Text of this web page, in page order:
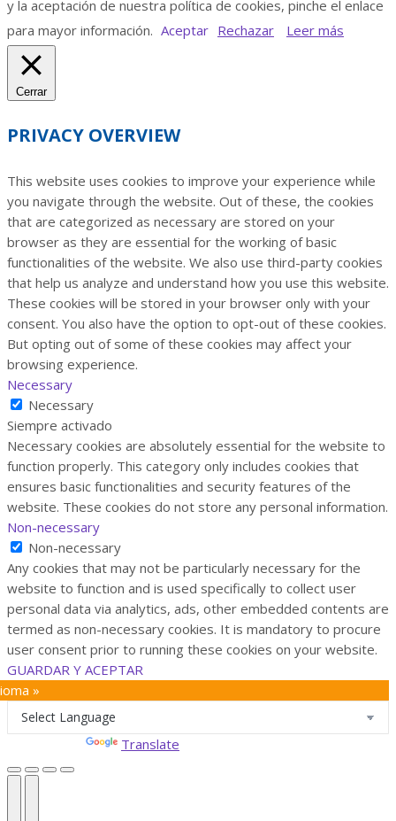
y la aceptación de nuestra política de cookies, pinche el enlace
para mayor información. Aceptar Rechazar Leer más
Cerrar
PRIVACY OVERVIEW
This website uses cookies to improve your experience while
you navigate through the website. Out of these, the cookies
that are categorized as necessary are stored on your
browser as they are essential for the working of basic
functionalities of the website. We also use third-party cookies
that help us analyze and understand how you use this website.
These cookies will be stored in your browser only with your
consent. You also have the option to opt-out of these cookies.
But opting out of some of these cookies may affect your
browsing experience.
Necessary
Necessary
Siempre activado
Necessary cookies are absolutely essential for the website to
function properly. This category only includes cookies that
ensures basic functionalities and security features of the
website. These cookies do not store any personal information.
Non-necessary
Non-necessary
Any cookies that may not be particularly necessary for the
website to function and is used specifically to collect user
personal data via analytics, ads, other embedded contents are
termed as non-necessary cookies. It is mandatory to procure
user consent prior to running these cookies on your website.
GUARDAR Y ACEPTAR
»
Translate